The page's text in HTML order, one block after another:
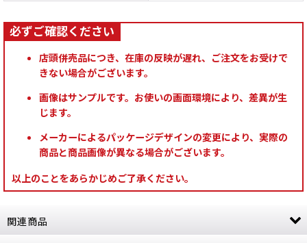
店頭併売品につき、在庫の反映が遅れ、ご注文をお受けで
きない場合がございます。
画像はサンプルです。お使いの画面環境により、差異が生
じます。
メーカーによるパッケージデザインの変更により、実際の
商品と商品画像が異なる場合がございます。
以上のことをあらかじめご了承ください。
関連商品